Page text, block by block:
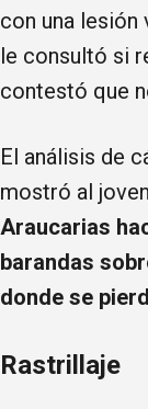
con una lesión
le consultó si
contestó que
El análisis de
mostró al joven
Araucarias
barandas
donde se
Rastrillaje